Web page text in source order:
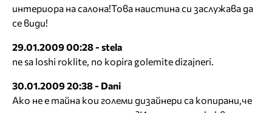
интериора на салона!Това наистина си заслужава да
се види!
29.01.2009 00:28 - stela
ne sa loshi roklite, no kopira golemite dizajneri.
30.01.2009 20:38 - Dani
Ако не е тайна кои големи дизайнери са копирани,че